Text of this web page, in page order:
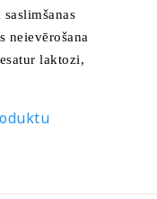
neievērošana
laktozi,